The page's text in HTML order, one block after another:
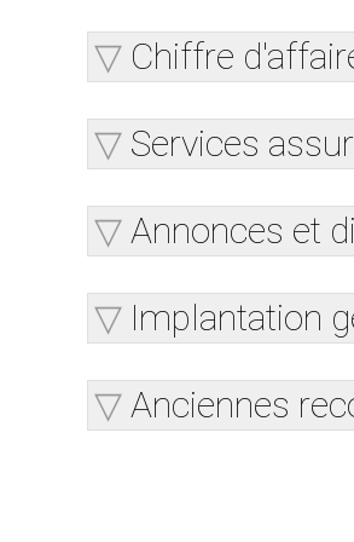
Chiffre
Services
Annonces et
Implantation
Anciennes